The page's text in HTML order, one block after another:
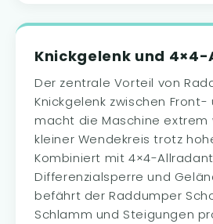
Knickgelenk und
Der zentrale Vorteil von
Knickgelenk zwischen Front-
macht die Maschine extrem
kleiner Wendekreis trotz
Kombiniert mit 4×4-
Differenzialsperre und
befährt der Raddumper
Schlamm und Steigungen